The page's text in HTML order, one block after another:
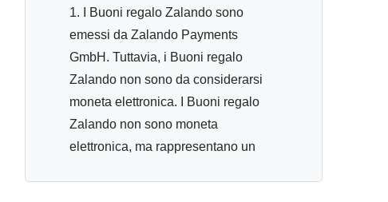
1. I Buoni regalo Zalando sono
emessi da Zalando Payments
GmbH. Tuttavia, i Buoni regalo
Zalando non sono da considerarsi
moneta elettronica. I Buoni regalo
Zalando non sono moneta
elettronica, ma rappresentano un